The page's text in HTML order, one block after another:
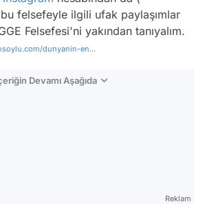
felsefeyle ilgili ufak paylaşımlar
Felsefesi'ni yakından tanıyalım.
dunyanin-en...
Devamı Aşağıda
Reklam